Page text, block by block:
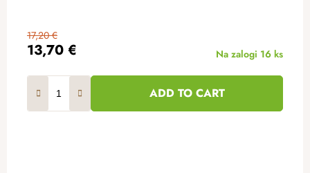
13,70 €
17,20 €
Na zalogi 16 ks
ADD TO CART